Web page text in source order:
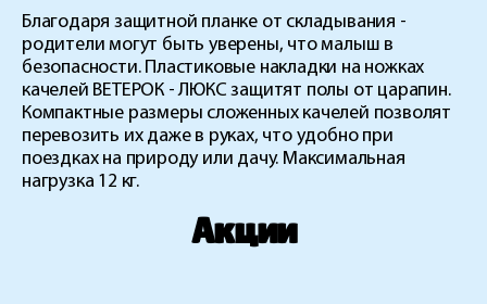
Благодаря защитной планке от складывания -
родители могут быть уверены, что малыш в
безопасности. Пластиковые накладки на ножках
качелей ВЕТЕРОК - ЛЮКС защитят полы от царапин.
Компактные размеры сложенных качелей позволят
перевозить их даже в руках, что удобно при
поездках на природу или дачу. Максимальная
нагрузка 12 кг.
Акции